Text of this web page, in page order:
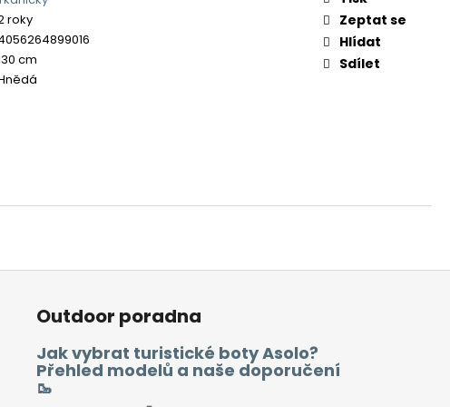
roky
cm
Zeptat se
Hlídat
Sdílet
Outdoor poradna
Jak vybrat turistické boty Asolo?
Přehled modelů a naše doporučení
🥾